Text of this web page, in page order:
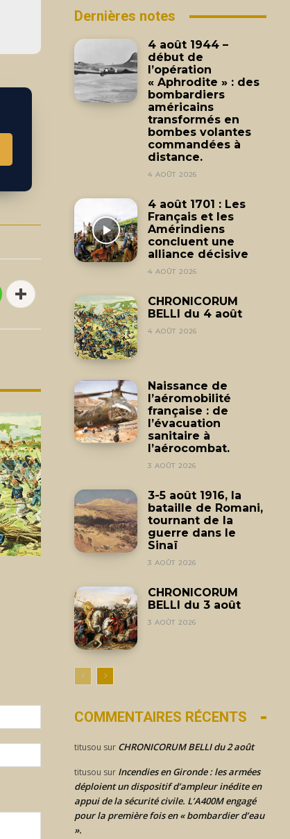
:*
:
Dernières notes
4 août 1944 –
début de
l’opération
« Aphrodite » : des
bombardiers
américains
transformés en
bombes volantes
commandées à
distance.
4 AOÛT 2026
4 août 1701 : Les
Français et les
Amérindiens
concluent une
alliance décisive
4 AOÛT 2026
CHRONICORUM
BELLI du 4 août
4 AOÛT 2026
Naissance de
l’aéromobilité
française : de
l’évacuation
sanitaire à
l’aérocombat.
3 AOÛT 2026
3-5 août 1916, la
bataille de Romani,
tournant de la
guerre dans le
Sinaï
3 AOÛT 2026
CHRONICORUM
BELLI du 3 août
3 AOÛT 2026
COMMENTAIRES RÉCENTS
titusou sur CHRONICORUM BELLI du 2 août
titusou sur Incendies en Gironde : les armées
déploient un dispositif d’ampleur inédite en
appui de la sécurité civile. L’A400M engagé
pour la première fois en « bombardier d’eau
».